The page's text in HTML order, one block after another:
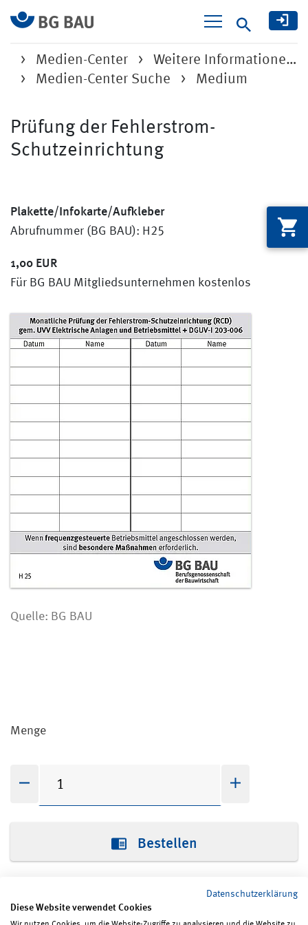
Suche
Medien-Center
Weitere Informatione…
Medien-Center Suche
Medium
Prüfung der Fehlerstrom-
Schutzeinrichtung
Plakette/Infokarte/Aufkleber
Abrufnummer (BG BAU): H25
1,00 EUR
Für BG BAU Mitgliedsunternehmen kostenlos
Quelle: BG BAU
Menge
Bestellen
Datenschutzerklärung
Diese Website verwendet Cookies